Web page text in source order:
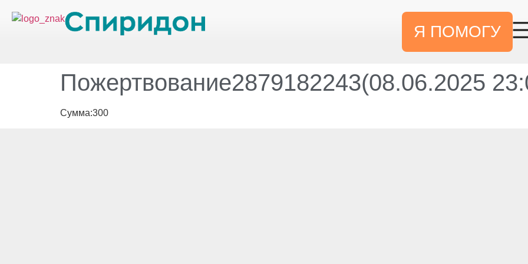
Я ПОМОГУ
Пожертвование2879182243(08.06.2025
Сумма:300